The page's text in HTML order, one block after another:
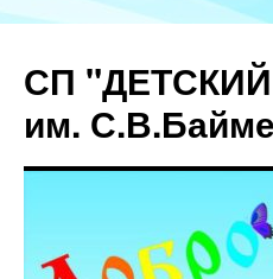
СП
им.